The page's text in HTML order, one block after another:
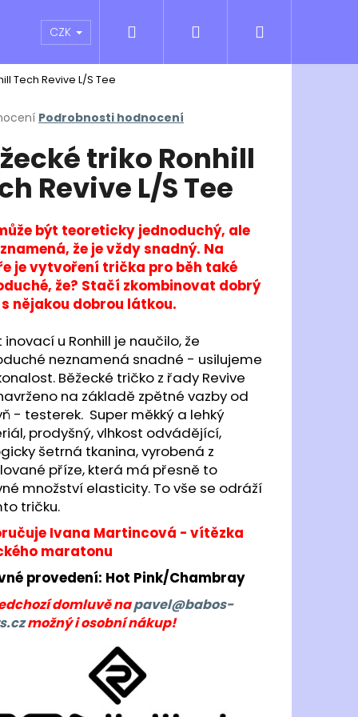
sporty Outlet Obchodní podmínky
CZK Přihlášení
Tech Revive L/S Tee
Podrobnosti hodnocení
triko Ronhill
Revive L/S Tee
být teoreticky jednoduchý, ale
že je vždy snadný. Na
je vytvoření trička pro běh také
že? Stačí zkombinovat dobrý
nějakou dobrou látkou.
inovací u Ronhill je naučilo, že
neznamená snadné - usilujeme
Běžecké tričko z řady Revive
na základě zpětné vazby od
- testerek. Super měkký a lehký
prodyšný, vlhkost odvádějící,
šetrná tkanina, vyrobená z
příze, která má přesně to
množství elasticity. To vše se odráží
tričku.
Ivana Martincová - vítězka
maratonu
provedení: Hot Pink/Chambray
domluvě napavel@babos-
možný i osobní nákup!
JOMA R.6000 2502